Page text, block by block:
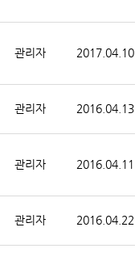
관리자 2017.04.10
관리자 2016.04.13
관리자 2016.04.11
관리자 2016.04.22